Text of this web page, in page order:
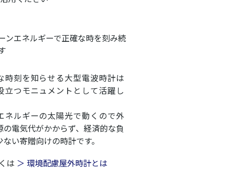
ンエネルギーで正確な時を刻み続
時刻を知らせる大型電波時計は
立つモニュメントとして活躍し
ネルギーの太陽光で動くので外
の電気代がかからず、経済的な負
い寄贈向けの時計です。
は ＞ 環境配慮屋外時計とは